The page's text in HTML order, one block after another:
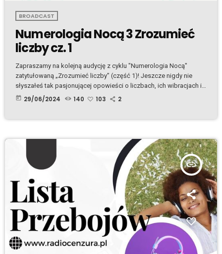
BROADCAST
Numerologia Nocą 3 Zrozumieć
liczby cz. 1
Zapraszamy na kolejną audycję z cyklu "Numerologia Nocą"
zatytułowaną „Zrozumieć liczby” (część 1)! Jeszcze nigdy nie
słyszałeś tak pasjonującej opowieści o liczbach, ich wibracjach i
energetyce. Po tej audycji żadna liczba nie będzie dla Ciebie
today 29/06/2024 140 103 2
insert_link